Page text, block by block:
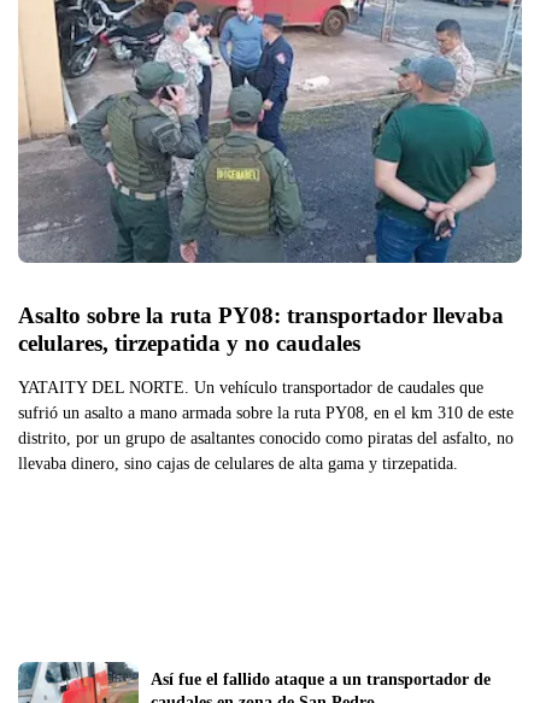
Asalto sobre la ruta PY08: transportador llevaba
celulares, tirzepatida y no caudales
YATAITY DEL NORTE. Un vehículo transportador de caudales que
sufrió un asalto a mano armada sobre la ruta PY08, en el km 310 de este
distrito, por un grupo de asaltantes conocido como piratas del asfalto, no
llevaba dinero, sino cajas de celulares de alta gama y tirzepatida.
Así fue el fallido ataque a un transportador de